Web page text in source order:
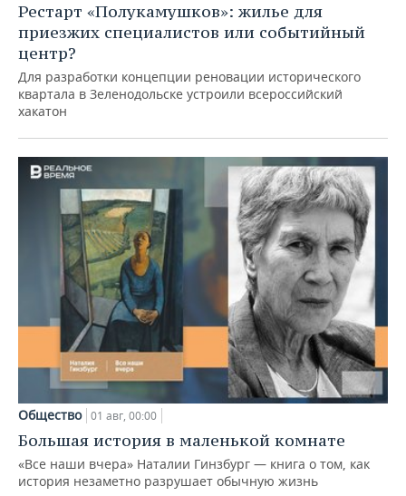
Рестарт «Полукамушков»: жилье для
приезжих специалистов или событийный
центр?
Для разработки концепции реновации исторического
квартала в Зеленодольске устроили всероссийский
хакатон
Общество 01 авг, 00:00
Большая история в маленькой комнате
«Все наши вчера» Наталии Гинзбург — книга о том, как
история незаметно разрушает обычную жизнь